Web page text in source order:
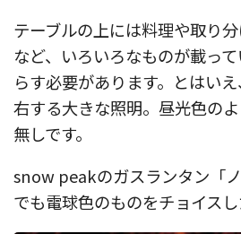
テーブルの上には料理や取り
など、いろいろなものが載っ
らす必要があります。とはい
右する大きな照明。昼光色の
無しです。
snow peakのガスランタン「
でも電球色のものをチョイスし